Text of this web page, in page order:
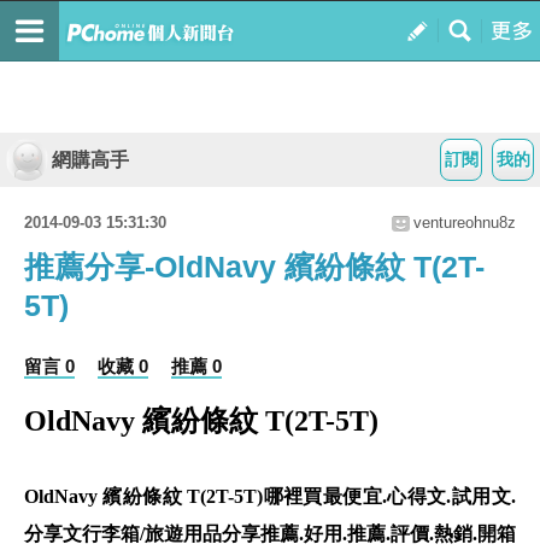
我的
訂閱
網購高手
2014-09-03 15:31:30 ventureohnu8z
推薦分享-OldNavy 繽紛條紋 T(2T-
5T)
留言 0 收藏 0 推薦 0
OldNavy 繽紛條紋 T(2T-5T)
OldNavy 繽紛條紋 T(2T-5T)哪裡買最便宜.心得文.試用文.
分享文行李箱/旅遊用品分享推薦.好用.推薦.評價.熱銷.開箱